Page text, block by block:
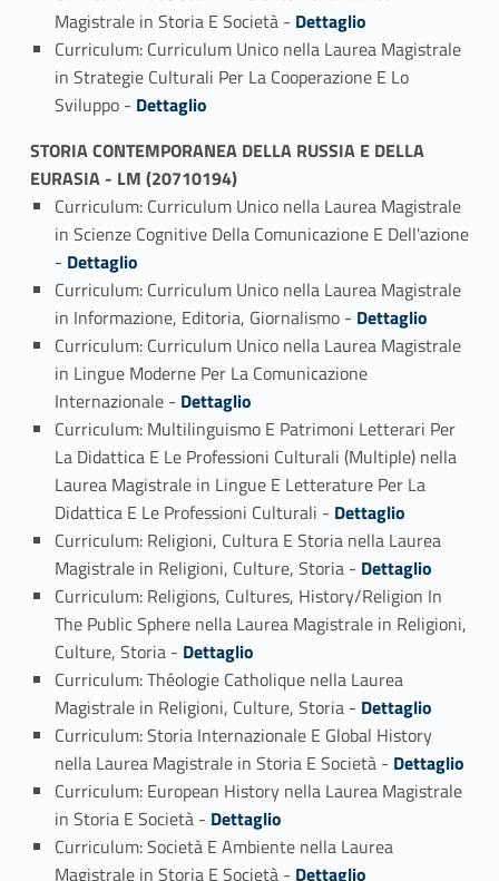
Magistrale in Storia E Società - Link identifier #identifier_person_90463-10
Dettaglio
Curriculum: Curriculum Unico nella Laurea Magistrale
in Strategie Culturali Per La Cooperazione E Lo
Sviluppo - Link identifier #identifier_person_85473-11
Dettaglio
STORIA CONTEMPORANEA DELLA RUSSIA E DELLA
EURASIA - LM (20710194)
Curriculum: Curriculum Unico nella Laurea Magistrale
in Scienze Cognitive Della Comunicazione E Dell'azione
- Link identifier #identifier_person_62774-1
Dettaglio
Curriculum: Curriculum Unico nella Laurea Magistrale
in Informazione, Editoria, Giornalismo - Link identifier #identifier_person_126838-2
Dettaglio
Curriculum: Curriculum Unico nella Laurea Magistrale
in Lingue Moderne Per La Comunicazione
Internazionale - Link identifier #identifier_person_177812-3
Dettaglio
Curriculum: Multilinguismo E Patrimoni Letterari Per
La Didattica E Le Professioni Culturali (Multiple) nella
Laurea Magistrale in Lingue E Letterature Per La
Didattica E Le Professioni Culturali - Link identifier #identifier_person_82364-4
Dettaglio
Curriculum: Religioni, Cultura E Storia nella Laurea
Magistrale in Religioni, Culture, Storia - Link identifier #identifier_person_185522-5
Dettaglio
Curriculum: Religions, Cultures, History/Religion In
The Public Sphere nella Laurea Magistrale in Religioni,
Culture, Storia - Link identifier #identifier_person_18222-6
Dettaglio
Curriculum: Théologie Catholique nella Laurea
Magistrale in Religioni, Culture, Storia - Link identifier #identifier_person_17146-7
Dettaglio
Curriculum: Storia Internazionale E Global History
nella Laurea Magistrale in Storia E Società - Link identifier #identifier_person_122711-8
Dettaglio
Curriculum: European History nella Laurea Magistrale
in Storia E Società - Link identifier #identifier_person_180597-9
Dettaglio
Curriculum: Società E Ambiente nella Laurea
Magistrale in Storia E Società - Link identifier #identifier_person_60439-10
Dettaglio